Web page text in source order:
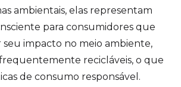
ambientais, elas representam
para consumidores que
impacto no meio ambiente,
recicláveis, o que
de consumo responsável.